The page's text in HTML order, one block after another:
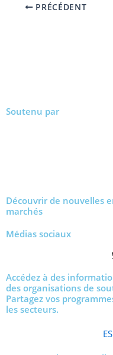
PRÉCÉDENT
Soutenu par
Découvrir de nouvelles
marchés
Médias sociaux
Accédez à des
des organisations de
Partagez vos
les secteurs.